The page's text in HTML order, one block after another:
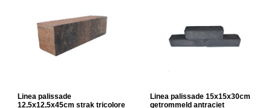
Linea palissade
12,5x12,5x45cm strak tricolore
Linea palissade 15x15x30cm
getrommeld antraciet